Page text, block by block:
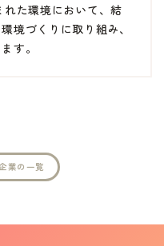
た環境において、結
境づくりに取り組み、
す。
業の一覧